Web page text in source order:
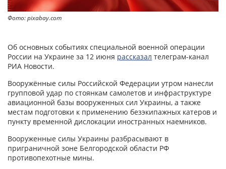
Фото: pixabay.com
Об основных событиях специальной военной операции
России на Украине за 12 июня рассказал телеграм-канал
РИА Новости.
Вооружённые силы Российской Федерации утром нанесли
групповой удар по стоянкам самолетов и инфраструктуре
авиационной базы вооруженных сил Украины, а также
местам подготовки к применению безэкипажных катеров и
пункту временной дислокации иностранных наемников.
Вооруженные силы Украины разбрасывают в
приграничной зоне Белгородской области РФ
противопехотные мины.